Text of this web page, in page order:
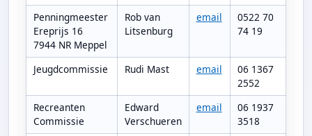
Penningmeester
Ereprijs 16
7944 NR Meppel
Rob van
Litsenburg
email
0522 70
74 19
Jeugdcommissie Rudi Mast email
06 1367
2552
Recreanten
Commissie
Edward
Verschueren
email
06 1937
3518